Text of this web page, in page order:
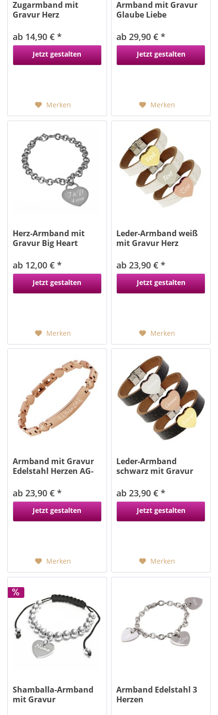
Zugarmband mit
Gravur Herz
ab 14,90 € *
Jetzt gestalten
Merken
Armband mit Gravur
Glaube Liebe
ab 29,90 € *
Jetzt gestalten
Merken
Herz-Armband mit
Gravur Big Heart
ab 12,00 € *
Jetzt gestalten
Merken
Leder-Armband weiß
mit Gravur Herz
ab 23,90 € *
Jetzt gestalten
Merken
Armband mit Gravur
Edelstahl Herzen AG-
ab 23,90 € *
Jetzt gestalten
Merken
Leder-Armband
schwarz mit Gravur
ab 23,90 € *
Jetzt gestalten
Merken
Shamballa-Armband
mit Gravur
Armband Edelstahl 3
Herzen